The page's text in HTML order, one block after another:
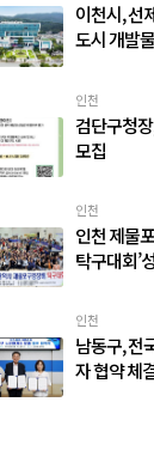
이천시, 선
도시 개발
인천
검단구청
모집
인천
인천 제물
탁구대회’
인천
남동구, 전
자 협약 체